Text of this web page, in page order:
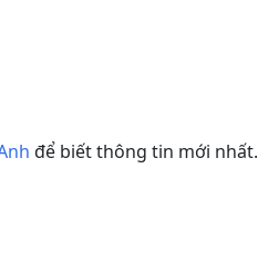
để biết thông tin mới nhất.